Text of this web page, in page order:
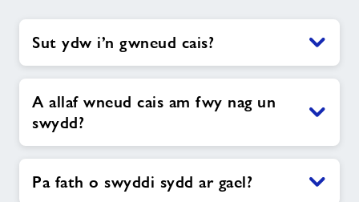
Sut ydw i’n gwneud cais?
A allaf wneud cais am fwy nag un
swydd?
Pa fath o swyddi sydd ar gael?